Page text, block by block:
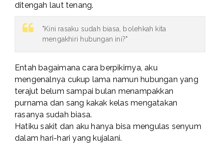
ditengah laut tenang.
"Kini rasaku sudah biasa, bolehkah kita
mengakhiri hubungan ini?"
Entah bagaimana cara berpikirnya, aku
mengenalnya cukup lama namun hubungan yang
terajut belum sampai bulan menampakkan
purnama dan sang kakak kelas mengatakan
rasanya sudah biasa.
Hatiku sakit dan aku hanya bisa mengulas senyum
dalam hari-hari yang kujalani.